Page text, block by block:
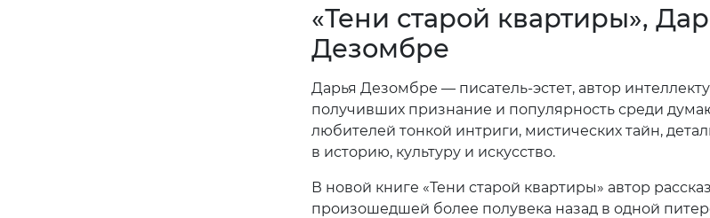
«Тени старой квартиры»,
Дезомбре
Дарья Дезомбре — писатель-эстет, автор
получивших признание и популярность среди
любителей тонкой интриги, мистических тайн,
в историю, культуру и искусство.
В новой книге «Тени старой квартиры» автор
произошедшей более полувека назад в одной